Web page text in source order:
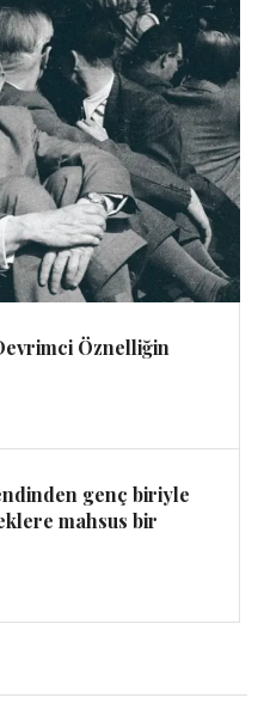
Öznelliğin
genç biriyle
mahsus bir